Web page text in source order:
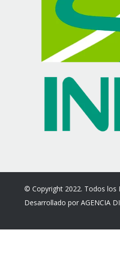
© Copyright 2022. Todos los
Desarrollado porAGENCIA